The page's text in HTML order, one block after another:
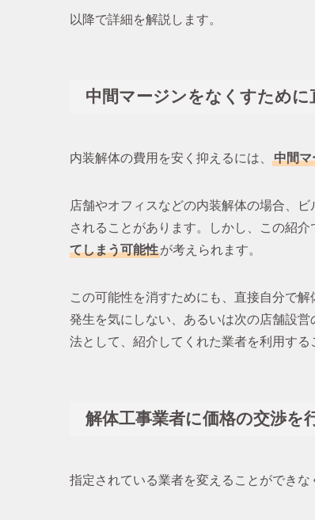
以降で詳細を解説します。
中間マージンをなくすために
内装解体の費用を安く抑えるには、 中間マ
店舗やオフィスなどの内装解体の場合、
されることがあります。しかし、この紹
てしまう可能性が考えられます。
この可能性を消すためにも、直接自分で
発生を気にしない、あるいは次の店舗設
法として、紹介してくれた業者を利用する
解体工事業者に価格の交渉を
指定されている業者を変えることができな